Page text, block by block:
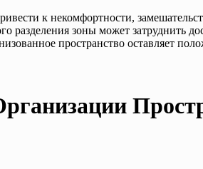
к некомфортности,
разделения зоны может затруднить
пространство оставляет